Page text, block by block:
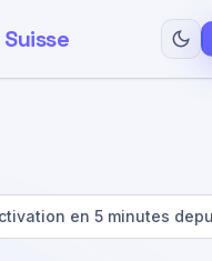
Suisse
en 5 minutes